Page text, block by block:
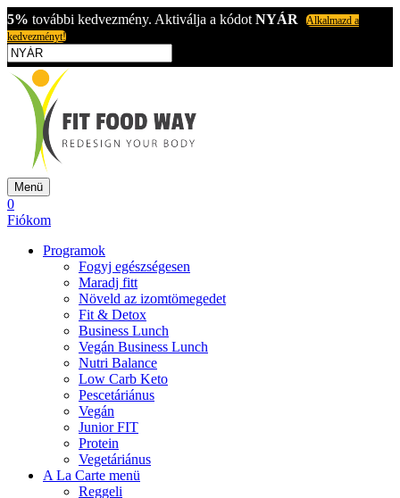
5% további kedvezmény. Aktiválja a kódot NYÁR
Alkalmazd a
kedvezményt!
Menü
0
Fiókom
Programok
Fogyj egészségesen
Maradj fitt
Növeld az izomtömegedet
Fit & Detox
Business Lunch
Vegán Business Lunch
Nutri Balance
Low Carb Keto
Pescetáriánus
Vegán
Junior FIT
Protein
Vegetáriánus
A La Carte menü
Reggeli